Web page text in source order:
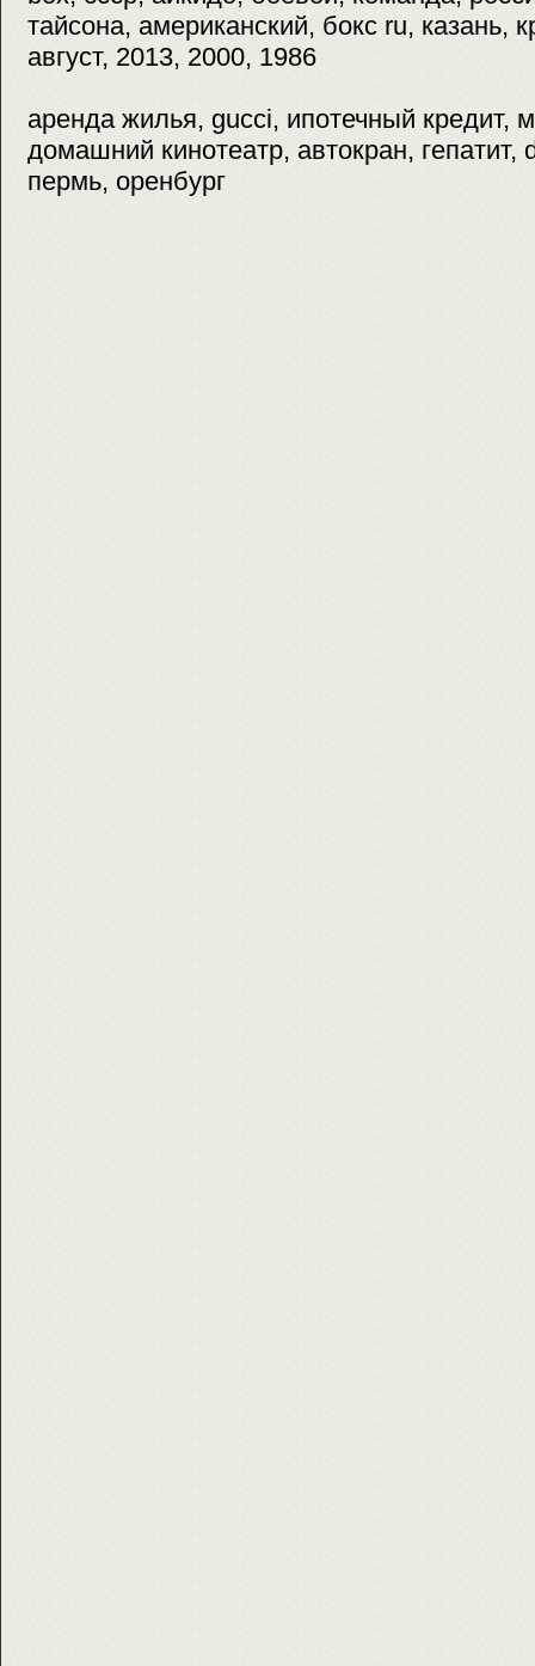
тайсона, американский, бокс ru, казань,
август, 2013, 2000, 1986
аренда жилья, gucci, ипотечный кредит,
домашний кинотеатр, автокран, гепатит,
пермь, оренбург